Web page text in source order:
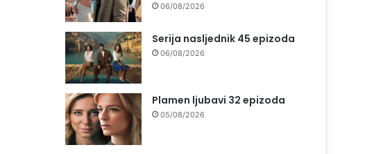
06/08/2026
Serija nasljednik 45 epizoda
06/08/2026
Plamen ljubavi 32 epizoda
05/08/2026